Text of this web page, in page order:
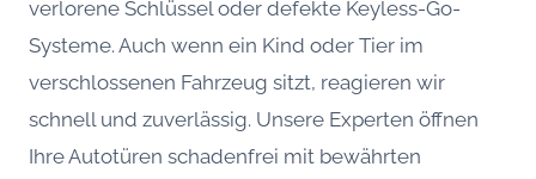
verlorene Schlüssel oder defekte Keyless-Go-
Systeme. Auch wenn ein Kind oder Tier im
verschlossenen Fahrzeug sitzt, reagieren wir
schnell und zuverlässig. Unsere Experten öffnen
Ihre Autotüren schadenfrei mit bewährten